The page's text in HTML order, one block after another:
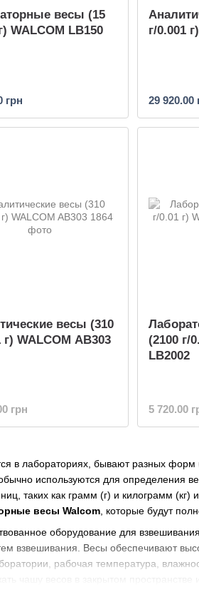
в лабораториях, бывают разных
используются для определения
таких как грамм (г) и килограмм
весы Walcom , которые будут
оборудование для
взвешивания. Весы обеспечивают
рабочая температура,
чашу весов в закрытом
весы (15
WALCOM LB150
грн
г/0.001
29 920.00
весы (310
г) WALCOM AB303
грн
(2100 г/
LB2002
5 720.00